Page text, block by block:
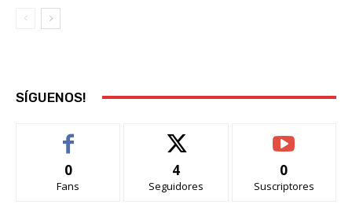
SÍGUENOS!
0
Fans
4
Seguidores
0
Suscriptores